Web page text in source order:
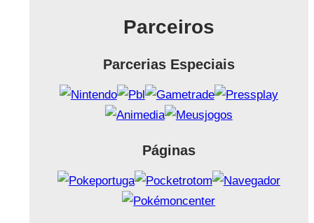
Parceiros
Parcerias Especiais
Páginas